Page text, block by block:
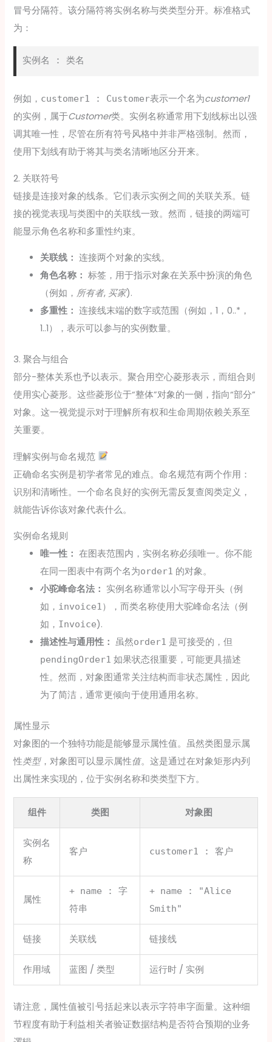
冒号分隔符。该分隔符将实例名称与类类型分开。标准格式
为：
例如， customer1 : Customer表示一个名为customer1
的实例，属于Customer类。实例名称通常用下划线标出以强
调其唯一性，尽管在所有符号风格中并非严格强制。然而，
使用下划线有助于将其与类名清晰地区分开来。
2. 关联符号
链接是连接对象的线条。它们表示实例之间的关联关系。链
接的视觉表现与类图中的关联线一致。然而，链接的两端可
能显示角色名称和多重性约束。
关联线： 连接两个对象的实线。
角色名称： 标签，用于指示对象在关系中扮演的角色
（例如，所有者, 买家).
多重性： 连接线末端的数字或范围（例如，1，0..*，
1..1），表示可以参与的实例数量。
3. 聚合与组合
部分-整体关系也予以表示。聚合用空心菱形表示，而组合则
使用实心菱形。这些菱形位于“整体”对象的一侧，指向“部分”
对象。这一视觉提示对于理解所有权和生命周期依赖关系至
关重要。
理解实例与命名规范
正确命名实例是初学者常见的难点。命名规范有两个作用：
识别和清晰性。一个命名良好的实例无需反复查阅类定义，
就能告诉你该对象代表什么。
实例命名规则
唯一性： 在图表范围内，实例名称必须唯一。你不能
在同一图表中有两个名为order1 的对象。
小驼峰命名法： 实例名称通常以小写字母开头（例
如， invoice1 ），而类名称使用大驼峰命名法（例
如， Invoice).
描述性与通用性： 虽然order1 是可接受的，但
pendingOrder1 如果状态很重要，可能更具描述
性。然而，对象图通常关注结构而非状态属性，因此
为了简洁，通常更倾向于使用通用名称。
属性显示
对象图的一个独特功能是能够显示属性值。虽然类图显示属
性类型，对象图可以显示属性值。这是通过在对象矩形内列
出属性来实现的，位于实例名称和类类型下方。
组件 类图 对象图
实例名
称
客户 customer1 : 客户
属性
+ name : 字
符串
+ name : "Alice
Smith"
链接 关联线 链接线
作用域 蓝图 / 类型 运行时 / 实例
请注意，属性值被引号括起来以表示字符串字面量。这种细
节程度有助于利益相关者验证数据结构是否符合预期的业务